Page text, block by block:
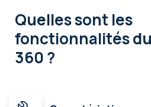
Quelles sont les
fonctionnalités
360 ?